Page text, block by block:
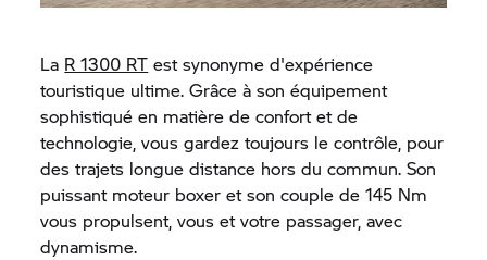
La R 1300 RT est synonyme d'expérience
touristique ultime. Grâce à son équipement
sophistiqué en matière de confort et de
technologie, vous gardez toujours le contrôle, pour
des trajets longue distance hors du commun. Son
puissant moteur boxer et son couple de 145 Nm
vous propulsent, vous et votre passager, avec
dynamisme.